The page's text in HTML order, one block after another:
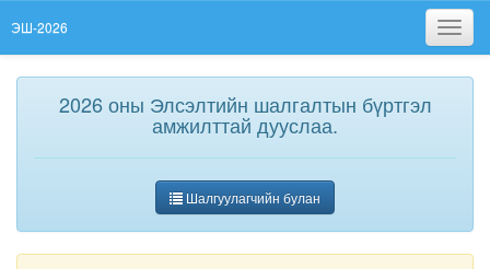
ЭШ-2026
2026 оны Элсэлтийн шалгалтын бүртгэл
амжилттай дууслаа.
Шалгуулагчийн булан